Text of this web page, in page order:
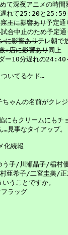
て深夜アニメの時間
遅れて25:20と
王に影響あり予定通
試合中止のため予定通
に影響ありテレ朝で
☆店に影響あり同上
ー10分遅れの
いてるケド…
ゃんの名前がクレ
もクリームにもチ
見事なタイアップ。
化続報
子/川瀬晶子/稲村
亜希子/二宮圭美/正
うことですか。
ラッグ